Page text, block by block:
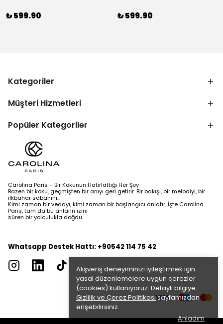
Alışveriş deneyiminizi iyileştirmek için
yasal düzenlemelere uygun çerezler
(cookies) kullanıyoruz. Detaylı bilgiye
Gizlilik ve Çerez Politikasısayfamızdan
erişebilirsiniz.
Anladım
₺ 599.90 ₺ 599.90
Kategoriler
Müşteri Hizmetleri
Popüler Kategoriler
Carolina Paris – Bir Kokunun Hatırlattığı Her Şey
Bazen bir koku, geçmişten bir anıyı geri getirir. Bir bakışı, bir melodiyi, bir
ilkbahar sabahını…
Kimi zaman bir vedayı, kimi zaman bir başlangıcı anlatır. İşte Carolina
Paris, tam da bu anların izini
süren bir yolculukla doğdu.
Whatsapp Destek Hattı: +90542 114 75 42